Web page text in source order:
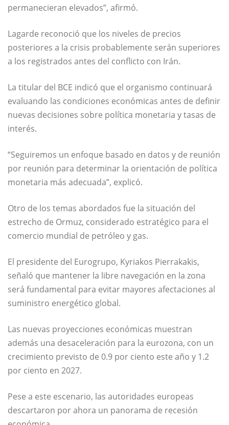
permanecieran elevados”, afirmó.
Lagarde reconoció que los niveles de precios
posteriores a la crisis probablemente serán superiores
a los registrados antes del conflicto con Irán.
La titular del BCE indicó que el organismo continuará
evaluando las condiciones económicas antes de definir
nuevas decisiones sobre política monetaria y tasas de
interés.
“Seguiremos un enfoque basado en datos y de reunión
por reunión para determinar la orientación de política
monetaria más adecuada”, explicó.
Otro de los temas abordados fue la situación del
estrecho de Ormuz, considerado estratégico para el
comercio mundial de petróleo y gas.
El presidente del Eurogrupo, Kyriakos Pierrakakis,
señaló que mantener la libre navegación en la zona
será fundamental para evitar mayores afectaciones al
suministro energético global.
Las nuevas proyecciones económicas muestran
además una desaceleración para la eurozona, con un
crecimiento previsto de 0.9 por ciento este año y 1.2
por ciento en 2027.
Pese a este escenario, las autoridades europeas
descartaron por ahora un panorama de recesión